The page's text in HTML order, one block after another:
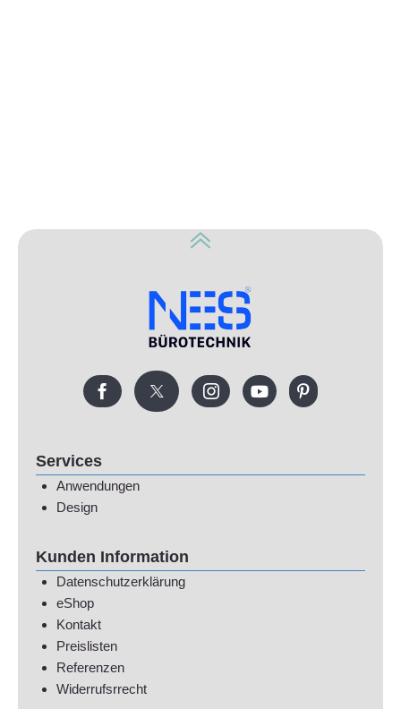
Services
Anwendungen
Design
Kunden Information
Datenschutzerklärung
eShop
Kontakt
Preislisten
Referenzen
Widerrufsrrecht